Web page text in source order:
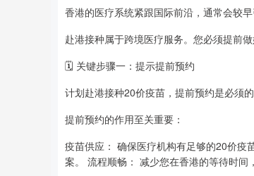
香港的医疗系统紧跟国际前沿，通常会较
赴港接种属于跨境医疗服务。您必须提前
🗓️ 关键步骤一：提示提前预约
计划赴港接种20价疫苗，提前预约是必须的
提前预约的作用至关重要：
疫苗供应： 确保医疗机构有足够的20价疫
案。 流程顺畅： 减少您在香港的等待时间